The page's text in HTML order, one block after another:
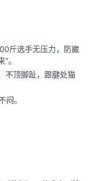
斤选手无压力，防崴
。
不顶脚趾，跟腱处猫
闷。